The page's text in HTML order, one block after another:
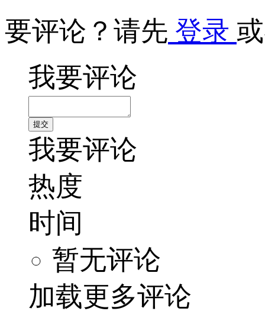
要评论？请先 登录
我要评论
我要评论
热度
时间
暂无评论
加载更多评论